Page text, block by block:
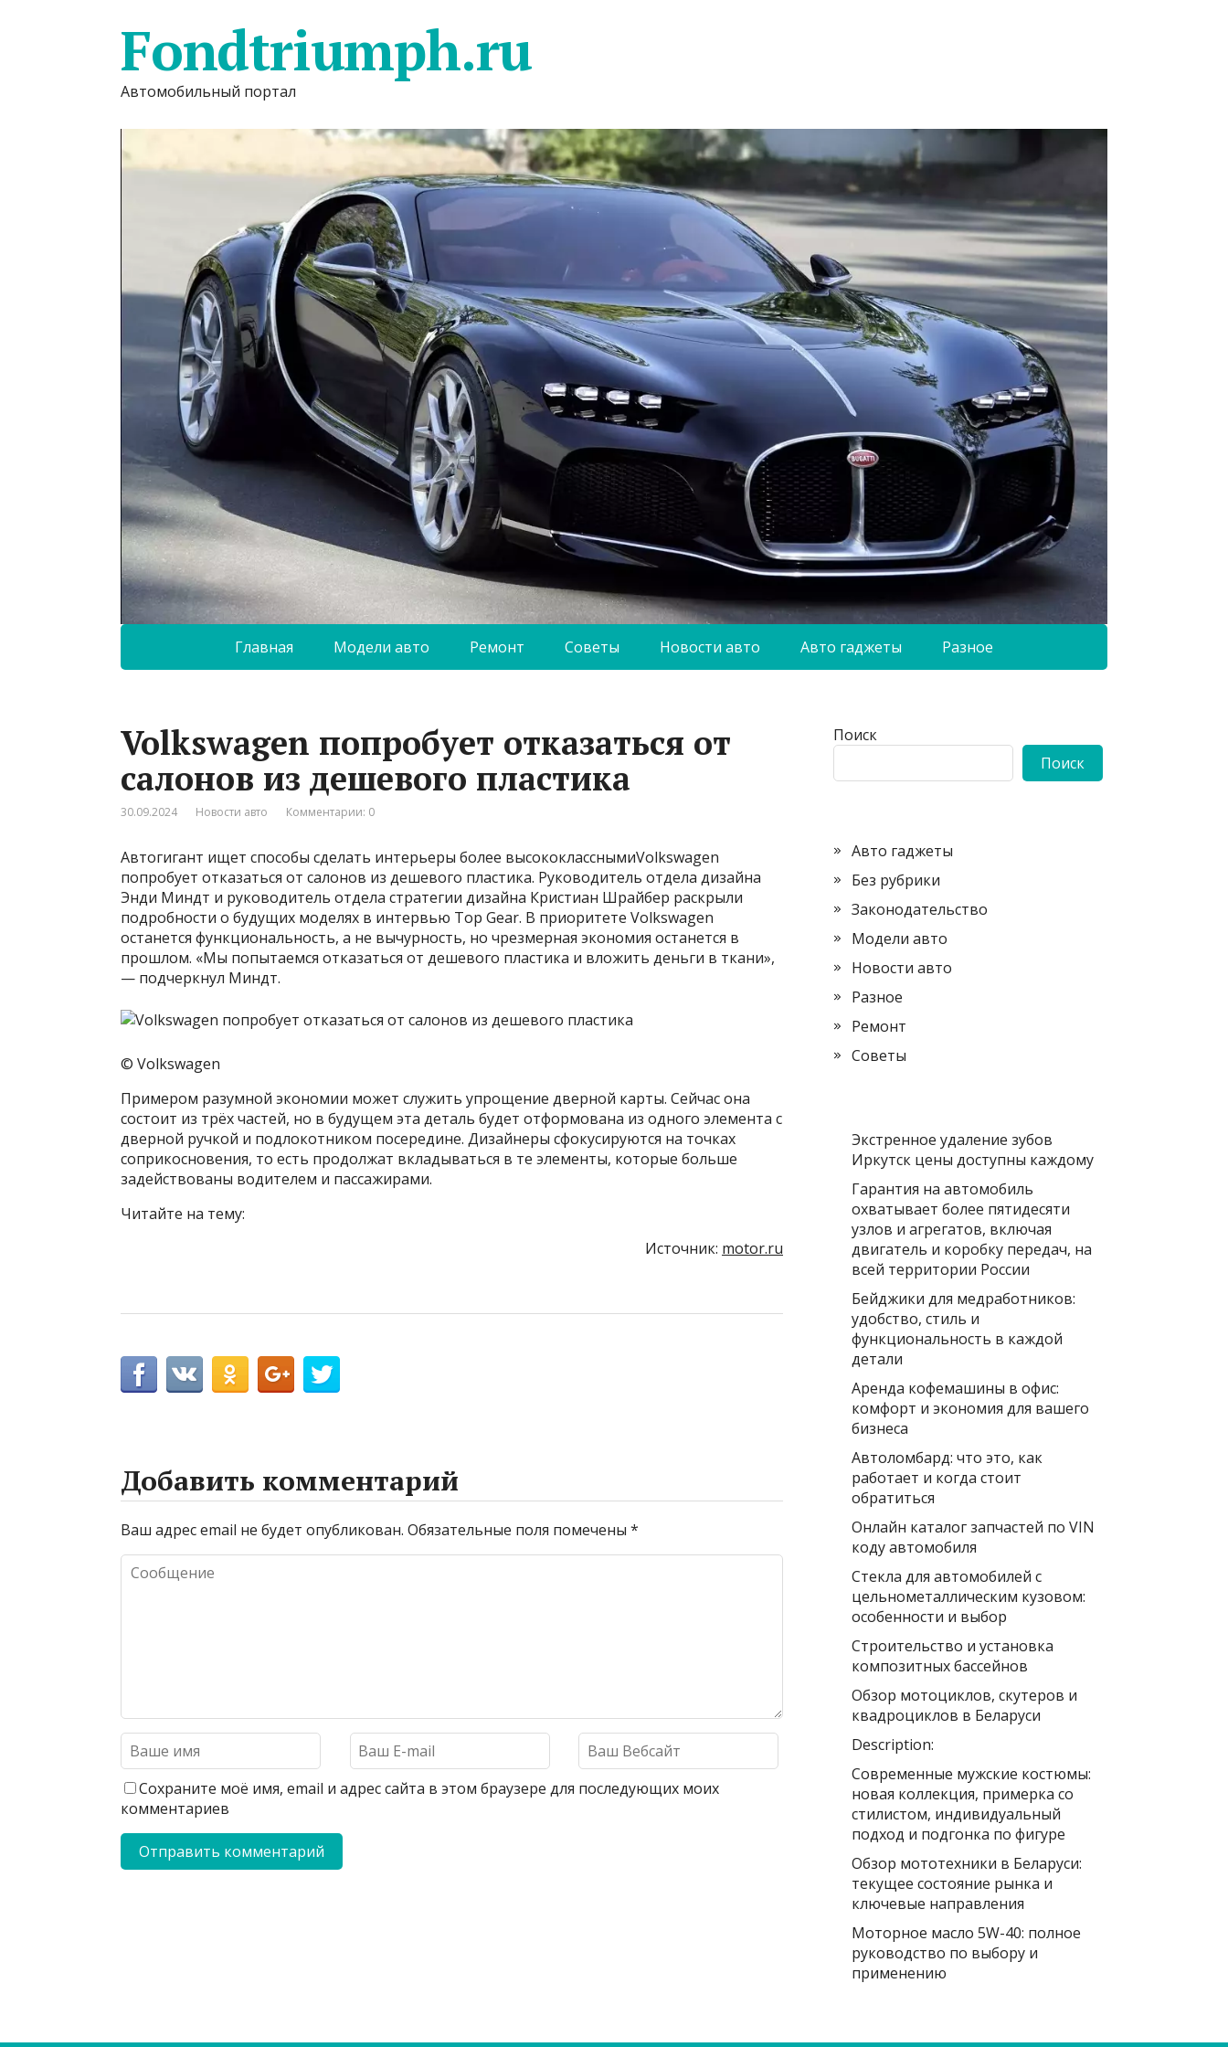
Fondtriumph.ru
Автомобильный портал
Главная Модели авто Ремонт Советы Новости авто Авто гаджеты Разное
Volkswagen попробует отказаться от
салонов из дешевого пластика
30.09.2024 Новости авто Комментарии: 0
Автогигант ищет способы сделать интерьеры более высококласснымиVolkswagen
попробует отказаться от салонов из дешевого пластика. Руководитель отдела дизайна
Энди Миндт и руководитель отдела стратегии дизайна Кристиан Шрайбер раскрыли
подробности о будущих моделях в интервью Top Gear. В приоритете Volkswagen
останется функциональность, а не вычурность, но чрезмерная экономия останется в
прошлом. «Мы попытаемся отказаться от дешевого пластика и вложить деньги в ткани»,
— подчеркнул Миндт.
© Volkswagen
Примером разумной экономии может служить упрощение дверной карты. Сейчас она
состоит из трёх частей, но в будущем эта деталь будет отформована из одного элемента с
дверной ручкой и подлокотником посередине. Дизайнеры сфокусируются на точках
соприкосновения, то есть продолжат вкладываться в те элементы, которые больше
задействованы водителем и пассажирами.
Читайте на тему:
Источник: motor.ru
Добавить комментарий
Ваш адрес email не будет опубликован. Обязательные поля помечены *
Сохраните моё имя, email и адрес сайта в этом браузере для последующих моих
комментариев
Поиск
Поиск
Авто гаджеты
Без рубрики
Законодательство
Модели авто
Новости авто
Разное
Ремонт
Советы
Экстренное удаление зубов
Иркутск цены доступны каждому
Гарантия на автомобиль
охватывает более пятидесяти
узлов и агрегатов, включая
двигатель и коробку передач, на
всей территории России
Бейджики для медработников:
удобство, стиль и
функциональность в каждой
детали
Аренда кофемашины в офис:
комфорт и экономия для вашего
бизнеса
Автоломбард: что это, как
работает и когда стоит
обратиться
Онлайн каталог запчастей по VIN
коду автомобиля
Стекла для автомобилей с
цельнометаллическим кузовом:
особенности и выбор
Строительство и установка
композитных бассейнов
Обзор мотоциклов, скутеров и
квадроциклов в Беларуси
Description:
Современные мужские костюмы:
новая коллекция, примерка со
стилистом, индивидуальный
подход и подгонка по фигуре
Обзор мототехники в Беларуси:
текущее состояние рынка и
ключевые направления
Моторное масло 5W-40: полное
руководство по выбору и
применению